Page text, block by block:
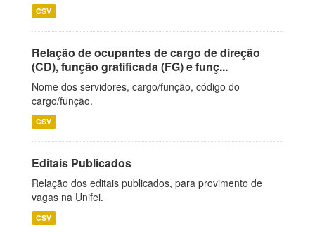
CSV
Relação de ocupantes de cargo de direção
(CD), função gratificada (FG) e funç...
Nome dos servidores, cargo/função, código do
cargo/função.
CSV
Editais Publicados
Relação dos editais publicados, para provimento de
vagas na Unifei.
CSV